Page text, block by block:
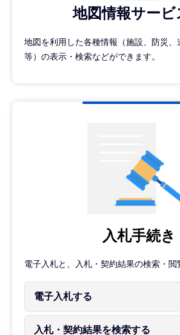
地図情報サービ
地図を利用した各種情報（施設、防災、
等）の表示・検索などができます。
入札手続き
電子入札と、入札・契約結果の検索・閲
電子入札する
入札・契約結果を検索する